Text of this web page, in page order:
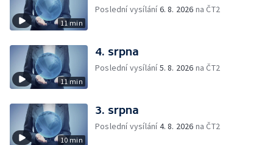
11 min
Poslední vysílání6. 8. 2026 na ČT2
11 min
4. srpna
Poslední vysílání5. 8. 2026 na ČT2
10 min
3. srpna
Poslední vysílání4. 8. 2026 na ČT2